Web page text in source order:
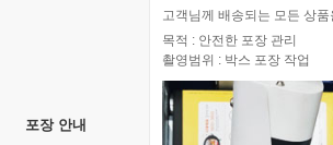
포장 안내
고객님께 배송되는 모든 상
목적 : 안전한 포장 관리
촬영범위 : 박스 포장 작업